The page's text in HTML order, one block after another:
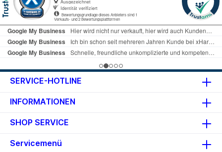
SERVICE-HOTLINE
INFORMATIONEN
SHOP SERVICE
Servicemenü